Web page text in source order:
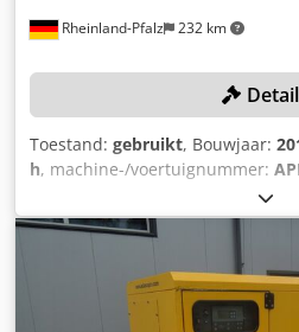
Rheinland-Pfalz 232 km
Toestand: gebruikt, Bouwjaar:
h, machine-/voertuignummer:
1.485 rpm
Maximale werkdruk: 7,5 bar
toerental: 1.485 tpm
An Ueha Bedrijfsuren: 53.000
luchtdroger, model: MD1000 W
10,5 bar Bouwjaar: 2014